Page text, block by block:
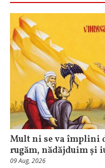
Mult ni se va împlini
rugăm, nădăjduim și
09 Aug, 2026